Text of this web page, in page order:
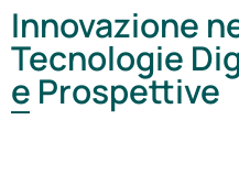
Innovazione
Tecnologie
e Prospettive